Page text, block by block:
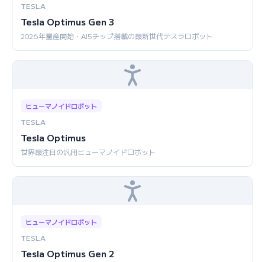
TESLA
Tesla Optimus Gen 3
2026年量産開始・AI5チップ搭載の最新世代テスラロボット
ヒューマノイドロボット
TESLA
Tesla Optimus
世界最注目の汎用ヒューマノイドロボット
ヒューマノイドロボット
TESLA
Tesla Optimus Gen 2